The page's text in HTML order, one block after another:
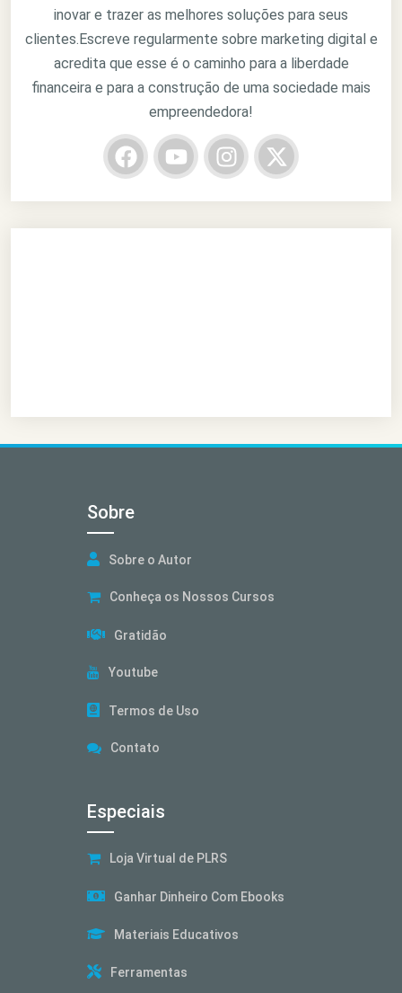
inovar e trazer as melhores soluções para seus
clientes.Escreve regularmente sobre marketing digital e
acredita que esse é o caminho para a liberdade
financeira e para a construção de uma sociedade mais
empreendedora!
Sobre
Sobre o Autor
Conheça os Nossos Cursos
Gratidão
Youtube
Termos de Uso
Contato
Especiais
Loja Virtual de PLRS
Ganhar Dinheiro Com Ebooks
Materiais Educativos
Ferramentas